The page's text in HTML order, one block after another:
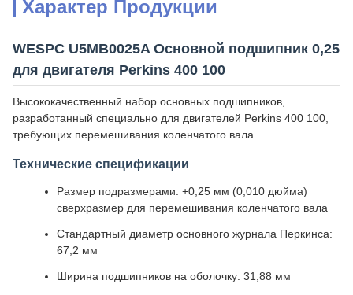
Характер Продукции
WESPC U5MB0025A Основной подшипник 0,25
для двигателя Perkins 400 100
Высококачественный набор основных подшипников,
разработанный специально для двигателей Perkins 400 100,
требующих перемешивания коленчатого вала.
Технические спецификации
Размер подразмерами: +0,25 мм (0,010 дюйма)
сверхразмер для перемешивания коленчатого вала
Стандартный диаметр основного журнала Перкинса:
67,2 мм
Ширина подшипников на оболочку: 31,88 мм